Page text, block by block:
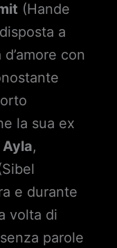
(Hande
a
con
la sua ex
Ayla,
e durante
volta di
parole